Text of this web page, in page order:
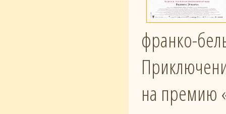
франко-
на премию